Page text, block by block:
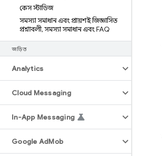
কেস স্টাডিজ
সমস্যা সমাধান এবং প্রায়শই জিজ্ঞাসিত
প্রশ্নাবলী,সমস্যা সমাধান এবং FAQ
জড়িত
Analytics
Cloud Messaging
In-App Messaging
Google AdMob